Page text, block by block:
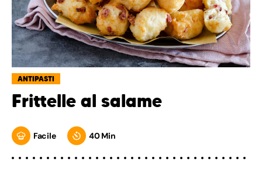
ANTIPASTI
Frittelle al salame
Facile 40 Min